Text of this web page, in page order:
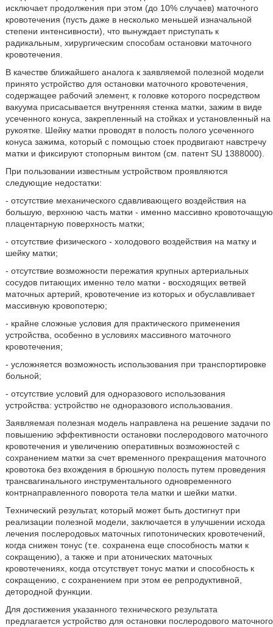
исключает продолжения при этом (до 10% случаев) маточного
кровотечения (пусть даже в несколько меньшей изначальной
степени интенсивности), что вынуждает приступать к
радикальным, хирургическим способам остановки маточного
кровотечения.
В качестве ближайшего аналога к заявляемой полезной модели
принято устройство для остановки маточного кровотечения,
содержащее рабочий элемент, к головке которого посредством
вакуума присасывается внутренняя стенка матки, зажим в виде
усеченного конуса, закрепленный на стойках и установленный на
рукоятке. Шейку матки проводят в полость полого усеченного
конуса зажима, который с помощью стоек продвигают навстречу
матки и фиксируют стопорным винтом (см. патент SU 1388000).
При пользовании известным устройством проявляются
следующие недостатки:
- отсутствие механического сдавливающего воздействия на
большую, верхнюю часть матки - именно массивно кровоточащую
плацентарную поверхность матки;
- отсутствие физического - холодового воздействия на матку и
шейку матки;
- отсутствие возможности пережатия крупных артериальных
сосудов питающих именно тело матки - восходящих ветвей
маточных артерий, кровотечение из которых и обуславливает
массивную кровопотерю;
- крайне сложные условия для практического применения
устройства, особенно в условиях массивного маточного
кровотечения;
- усложняется возможность использования при транспортировке
больной;
- отсутствие условий для одноразового использования
устройства: устройство не одноразового использования.
Заявляемая полезная модель направлена на решение задачи по
повышению эффективности остановки послеродового маточного
кровотечения и увеличению оперативных возможностей с
сохранением матки за счет временного прекращения маточного
кровотока без вхождения в брюшную полость путем проведения
трансвагинального инструментального одновременного
контрнаправленного поворота тела матки и шейки матки.
Технический результат, который может быть достигнут при
реализации полезной модели, заключается в улучшении исхода
лечения послеродовых маточных гипотонических кровотечений,
когда снижен тонус (т.е. сохранена еще способность матки к
сокращению), а также и при атонических маточных
кровотечениях, когда отсутствует тонус матки и способность к
сокращению, с сохранением при этом ее репродуктивной,
детородной функции.
Для достижения указанного технического результата
предлагается устройство для остановки послеродового маточного